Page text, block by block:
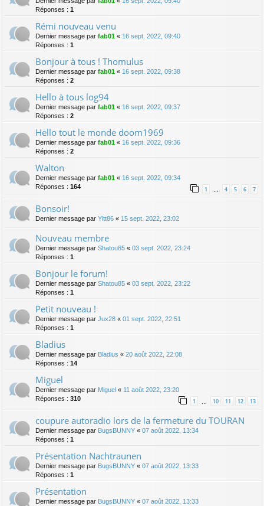
Réponses : 1
Rémi nouveau venu
Dernier message par fab01 « 16 sept. 2022, 09:40
Réponses : 1
Bonjour à tous ! Thomulus
Dernier message par fab01 « 16 sept. 2022, 09:38
Réponses : 2
Hello à tous log94
Dernier message par fab01 « 16 sept. 2022, 09:37
Réponses : 2
Hello tout le monde doom1969
Dernier message par fab01 « 16 sept. 2022, 09:36
Réponses : 2
Walton
Dernier message par fab01 « 16 sept. 2022, 09:34
Réponses : 164 1 … 4 5 6 7
Bonsoir!
Dernier message par Yltt86 « 15 sept. 2022, 23:02
Nouveau membre
Dernier message par Shatou85 « 03 sept. 2022, 23:24
Réponses : 1
Bonjour le forum!
Dernier message par Shatou85 « 03 sept. 2022, 23:22
Réponses : 1
Petit nouveau !
Dernier message par Jux28 « 01 sept. 2022, 22:51
Réponses : 1
Bladius
Dernier message par Bladius « 20 août 2022, 22:08
Réponses : 14
Miguel
Dernier message par Miguel « 11 août 2022, 23:20
Réponses : 310 1 … 10 11 12 13
coupure autoradio lors de la fermeture du TOURAN
Dernier message par BugsBUNNY « 07 août 2022, 13:34
Réponses : 1
Présentation Nachtraunen
Dernier message par BugsBUNNY « 07 août 2022, 13:33
Réponses : 1
Présentation
Dernier message par BugsBUNNY « 07 août 2022, 13:33